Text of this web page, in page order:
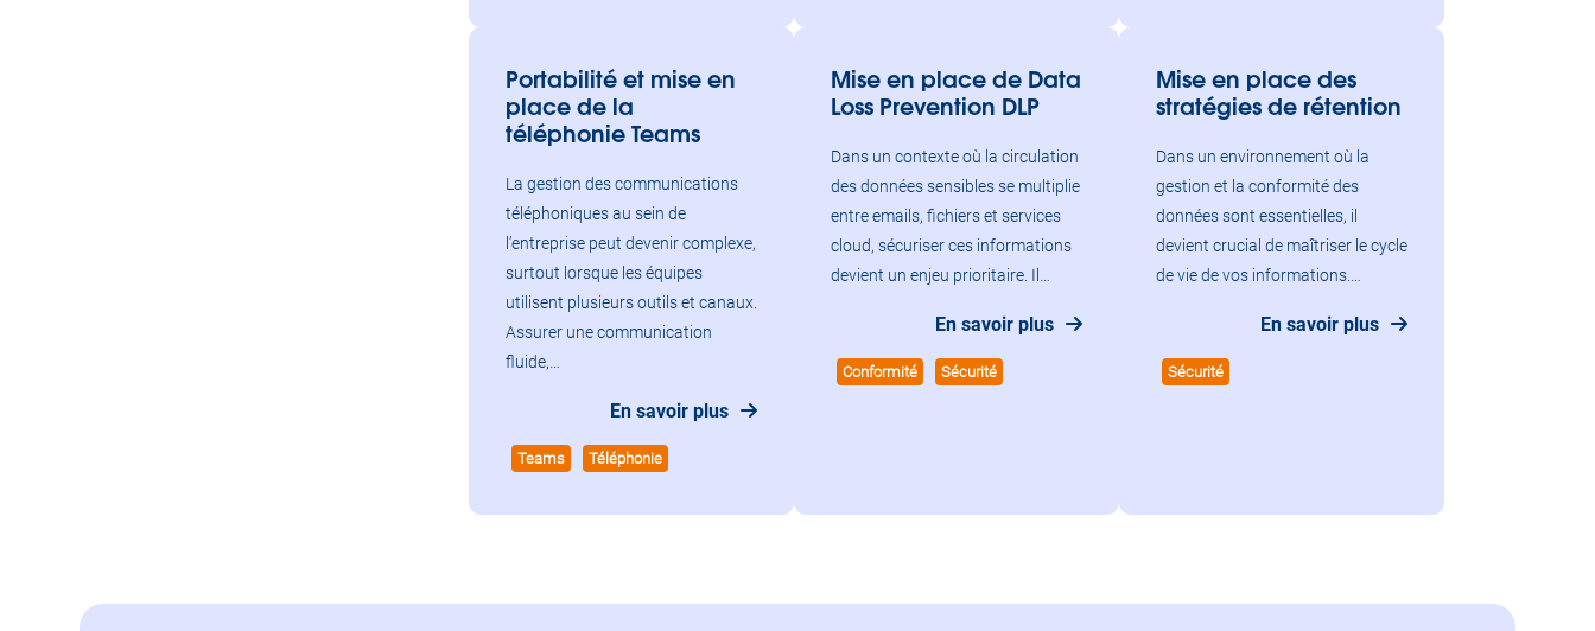
Portabilité et mise en
place de la
téléphonie Teams
La gestion des communications
téléphoniques au sein de
l’entreprise peut devenir complexe,
surtout lorsque les équipes
utilisent plusieurs outils et canaux.
Assurer une communication
fluide,…
En savoir plus
Teams Téléphonie
Mise en place de Data
Loss Prevention DLP
Dans un contexte où la circulation
des données sensibles se multiplie
entre emails, fichiers et services
cloud, sécuriser ces informations
devient un enjeu prioritaire. Il…
En savoir plus
Conformité Sécurité
Mise en place des
stratégies de rétention
Dans un environnement où la
gestion et la conformité des
données sont essentielles, il
devient crucial de maîtriser le cycle
de vie de vos informations.…
En savoir plus
Sécurité